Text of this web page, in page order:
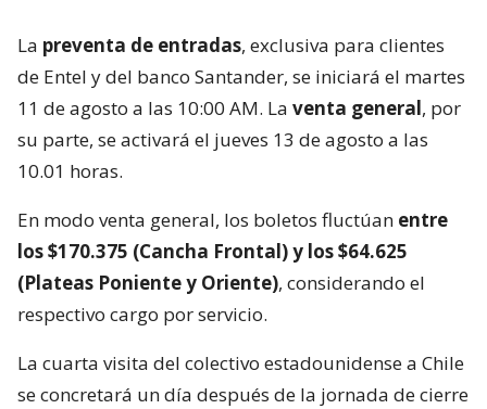
La preventa de entradas, exclusiva para clientes
de Entel y del banco Santander, se iniciará el martes
11 de agosto a las 10:00 AM. La venta general, por
su parte, se activará el jueves 13 de agosto a las
10.01 horas.
En modo venta general, los boletos fluctúan entre
los $170.375 (Cancha Frontal) y los $64.625
(Plateas Poniente y Oriente), considerando el
respectivo cargo por servicio.
La cuarta visita del colectivo estadounidense a Chile
se concretará un día después de la jornada de cierre